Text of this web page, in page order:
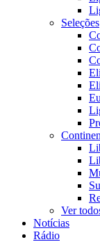
Seleções
Ver
Notícias
Rádio